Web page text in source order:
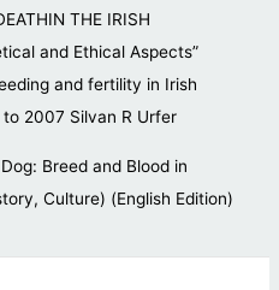
THE IRISH
and Ethical Aspects”
and fertility in Irish
2007 Silvan R Urfer
Breed and Blood in
Culture) (English Edition)